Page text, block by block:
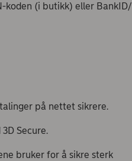
koden (i butikk) eller BankID/
på nettet sikrere.
Secure.
bruker for å sikre sterk